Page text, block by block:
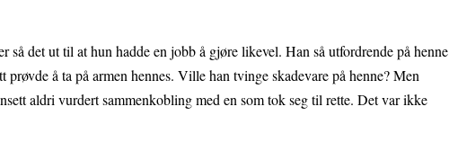
så det ut til at hun hadde en jobb å gjøre likevel. Han så utfordrende på henne
å ta på armen hennes. Ville han tvinge skadevare på henne? Men
aldri vurdert sammenkobling med en som tok seg til rette. Det var ikke